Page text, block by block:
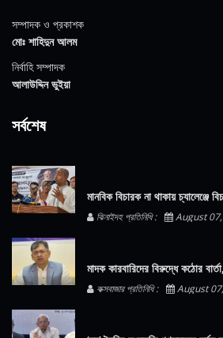
সম্পাদক ও প্রকাশক
মোঃ শাহিদুন আলম
নির্বাহি সম্পাদক
আলাউদ্দিন ভুইয়া
সর্বশেষ
মানবিক বিচারক না থাকায় চ্যালেঞ্জে
ঝিনাইদহ প্রতিনিধি : August
মাদক কারবারিদের বিরুদ্ধে কঠোর
কক্সবাজার প্রতিনিধি : August